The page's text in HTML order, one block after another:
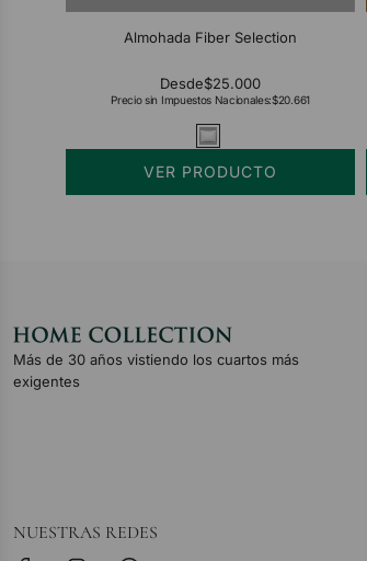
Almohada Fiber Selection
Desde$25.000
Precio sin Impuestos Nacionales:$20.661
VER PRODUCTO
Más de 30 años vistiendo los cuartos más
exigentes
NUESTRAS REDES